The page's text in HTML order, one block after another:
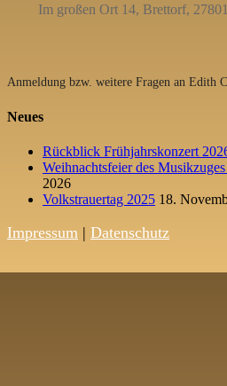
Im großen Ort 14, Brettorf, 27801
Anmeldung bzw. weitere Fragen an Edith
Neues
Rückblick Frühjahrskonzert
Weihnachtsfeier des
2026
Volkstrauertag 2025 18.
Impressum | Datenschutz